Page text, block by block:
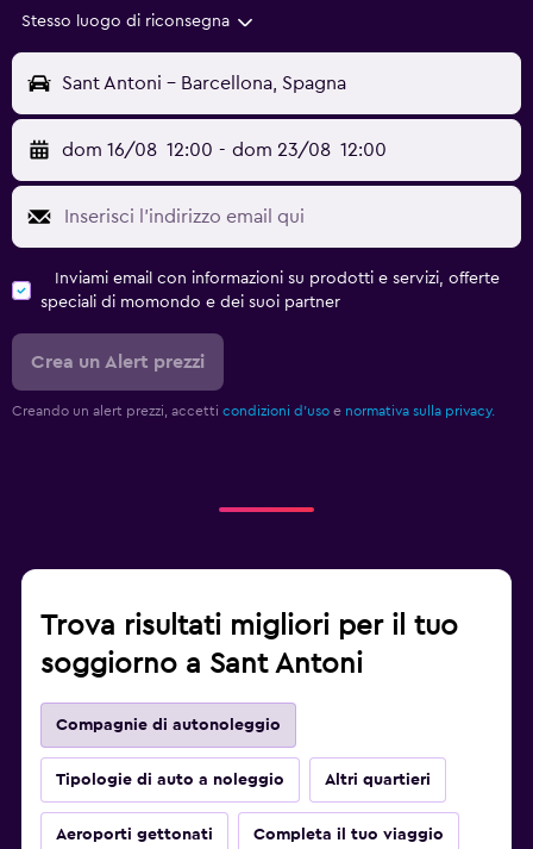
Stesso luogo di riconsegna
Sant Antoni - Barcellona, Spagna
dom 16/08 12:00 - dom 23/08 12:00
Inviami email con informazioni su prodotti e servizi, offerte
speciali di momondo e dei suoi partner
Crea un Alert prezzi
Creando un alert prezzi, accetti condizioni d'uso e normativa sulla privacy.
Trova risultati migliori per il tuo
soggiorno a Sant Antoni
Compagnie di autonoleggio
Tipologie di auto a noleggio Altri quartieri
Aeroporti gettonati Completa il tuo viaggio